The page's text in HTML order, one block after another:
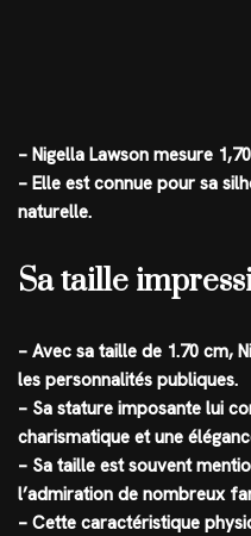
– Nigella Lawson mesure
– Elle est connue pour sa
naturelle.
Sa taille
– Avec sa taille de 1.70 cm,
les personnalités publiques.
– Sa stature imposante lui
charismatique et une
– Sa taille est souvent
l’admiration de nombreux
– Cette caractéristique